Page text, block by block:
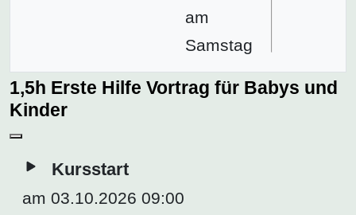
am
Samstag
1,5h Erste Hilfe Vortrag für Babys und
Kinder
Kursstart
am 03.10.2026 09:00